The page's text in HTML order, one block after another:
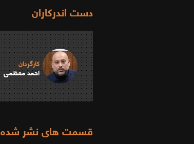
دست اندرکاران
کارگردان
احمد معظمی
قسمت های نشر شده